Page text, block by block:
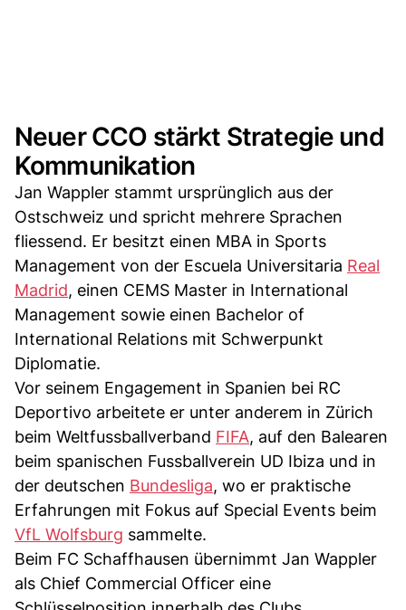
Neuer CCO stärkt Strategie und
Kommunikation
Jan Wappler stammt ursprünglich aus der
Ostschweiz und spricht mehrere Sprachen
fliessend. Er besitzt einen MBA in Sports
Management von der Escuela Universitaria Real
Madrid, einen CEMS Master in International
Management sowie einen Bachelor of
International Relations mit Schwerpunkt
Diplomatie.
Vor seinem Engagement in Spanien bei RC
Deportivo arbeitete er unter anderem in Zürich
beim Weltfussballverband FIFA, auf den Balearen
beim spanischen Fussballverein UD Ibiza und in
der deutschen Bundesliga, wo er praktische
Erfahrungen mit Fokus auf Special Events beim
VfL Wolfsburg sammelte.
Beim FC Schaffhausen übernimmt Jan Wappler
als Chief Commercial Officer eine